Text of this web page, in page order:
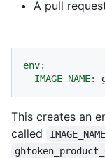
A pull
env:
IMAGE_NAME:
This creates an
called